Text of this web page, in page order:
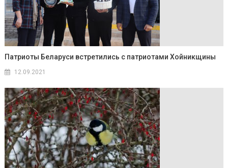
Патриоты Беларуси встретились с патриотами Хойникщины
12.09.2021